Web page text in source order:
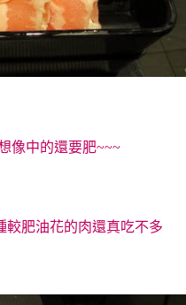
像中的還要肥~~~
較肥油花的肉還真吃不多